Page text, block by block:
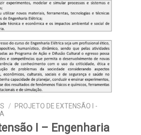
/ PROJETO DE EXTENSÃO I -
I – Engenharia